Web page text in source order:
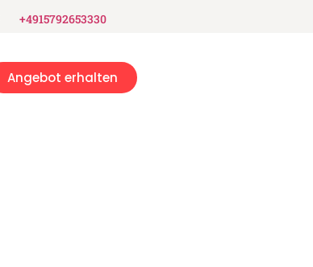
+4915792653330
Angebot erhalten